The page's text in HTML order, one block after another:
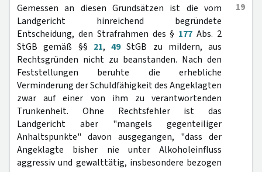
19
Gemessen an diesen Grundsätzen ist die vom
Landgericht hinreichend begründete
Entscheidung, den Strafrahmen des § 177 Abs. 2
StGB gemäß §§ 21, 49StGB zu mildern, aus
Rechtsgründen nicht zu beanstanden. Nach den
Feststellungen beruhte die erhebliche
Verminderung der Schuldfähigkeit des Angeklagten
zwar auf einer von ihm zu verantwortenden
Trunkenheit. Ohne Rechtsfehler ist das
Landgericht aber "mangels gegenteiliger
Anhaltspunkte" davon ausgegangen, "dass der
Angeklagte bisher nie unter Alkoholeinfluss
aggressiv und gewalttätig, insbesondere bezogen